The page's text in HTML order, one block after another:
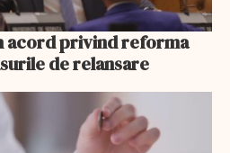
acord privind reforma
de relansare